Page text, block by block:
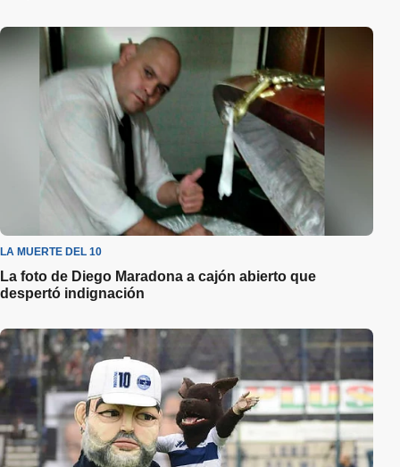
LA MUERTE DEL 10
La foto de Diego Maradona a cajón abierto que
despertó indignación